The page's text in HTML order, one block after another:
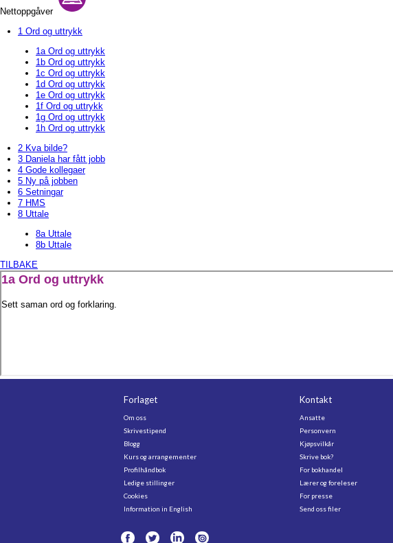
Nettoppgåver
1 Ord og uttrykk
1a Ord og uttrykk
1b Ord og uttrykk
1c Ord og uttrykk
1d Ord og uttrykk
1e Ord og uttrykk
1f Ord og uttrykk
1g Ord og uttrykk
1h Ord og uttrykk
2 Kva bilde?
3 Daniela har fått jobb
4 Gode kollegaer
5 Ny på jobben
6 Setningar
7 HMS
8 Uttale
8a Uttale
8b Uttale
TILBAKE
Forlaget
Om oss
Skrivestipend
Blogg
Kurs og arrangementer
Profilhåndbok
Ledige stillinger
Cookies
Information in English
Kontakt
Ansatte
Personvern
Kjøpsvilkår
Skrive bok?
For bokhandel
Lærer og foreleser
For presse
Send oss filer